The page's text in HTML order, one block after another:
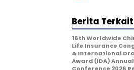
Berita Terkait
16th Worldwide
Life Insurance
& International
Award (IDA) Annual